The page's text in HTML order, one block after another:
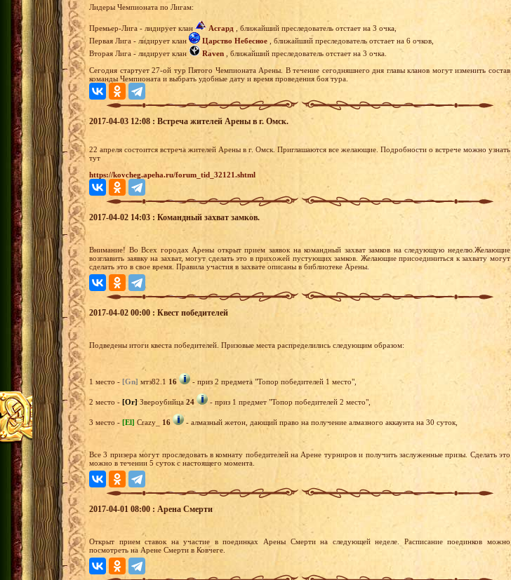
Лидеры Чемпионата по Лигам:
Премьер-Лига - лидирует клан Асгард , ближайший преследователь отстает на 3 очка,
Первая Лига - лидирует клан
Царство Небесное , ближайший преследователь отстает на 6 очков,
Вторая Лига - лидирует клан
Raven , ближайший преследователь отстает на 3 очка.
Сегодня стартует 27-ой тур Пятого Чемпионата Арены. В течение сегодняшнего дня главы кланов могут изменить состав
команды Чемпионата и выбрать удобные дату и время проведения боя тура.
2017-04-03 12:08 : Встреча жителей Арены в г. Омск.
22 апреля состоится встреча жителей Арены в г. Омск. Приглашаются все желающие. Подробности о встрече можно узнать
тут
https://kovcheg.apeha.ru/forum_tid_32121.shtml
2017-04-02 14:03 : Командный захват замков.
Внимание! Во Всех городах Арены открыт прием заявок на командный захват замков на следующую неделю.Желающие
возглавить заявку на захват, могут сделать это в прихожей пустующих замков. Желающие присоединиться к захвату могут
сделать это в свое время. Правила участия в захвате описаны в библиотеке Арены.
2017-04-02 00:00 : Квест победителей
Подведены итоги квеста победителей. Призовые места распределились следующим образом:
1 место - [Gn] мтз82.1 16 - приз 2 предмета "Топор победителей 1 место",
2 место - [Or]Звероубийца 24 - приз 1 предмет "Топор победителей 2 место",
3 место - [El] Crazy_ 16 - алмазный жетон, дающий право на получение алмазного аккаунта на 30 суток,
Все 3 призера могут проследовать в комнату победителей на Арене турниров и получить заслуженные призы. Сделать это
можно в течении 5 суток с настоящего момента.
2017-04-01 08:00 : Арена Смерти
Открыт прием ставок на участие в поединках Арены Смерти на следующей неделе. Расписание поединков можно
посмотреть на Арене Смерти в Ковчеге.